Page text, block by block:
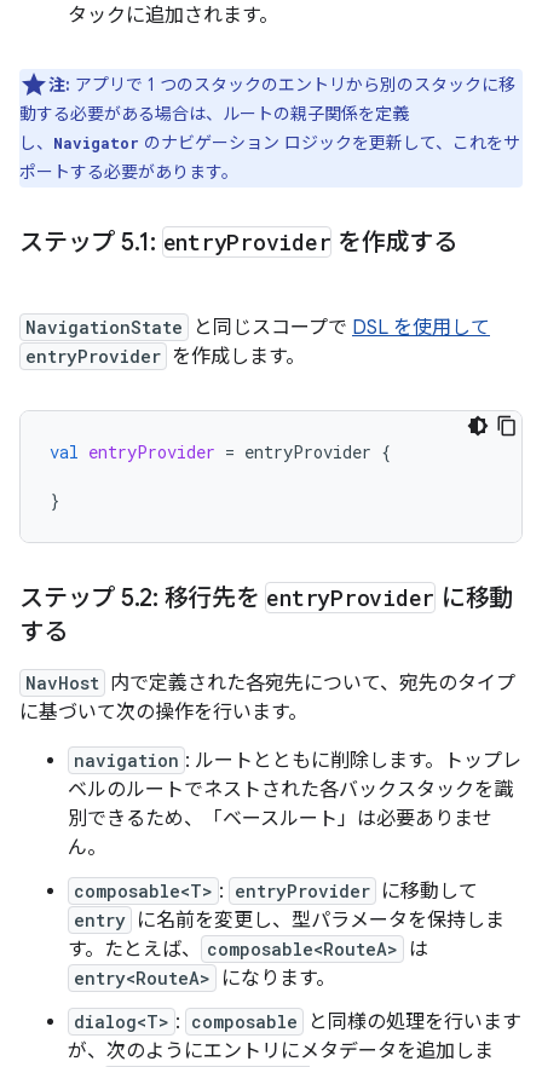
タックに追加されます。
注: アプリで 1 つのスタックのエントリから別のスタックに移
動する必要がある場合は、ルートの親子関係を定義
し、
Navigator のナビゲーション ロジックを更新して、これをサ
ポートする必要があります。
ステップ 5.1: entryProvider を作成する
NavigationState と同じスコープで DSL を使用して
entryProvider を作成します。
val entryProvider = entryProvider {
}
ステップ 5.2: 移行先を entryProvider に移動
する
NavHost 内で定義された各宛先について、宛先のタイプ
に基づいて次の操作を行います。
navigation : ルートとともに削除します。トップレ
ベルのルートでネストされた各バックスタックを識
別できるため、「ベースルート」は必要ありませ
ん。
composable<T> : entryProvider に移動して
entry に名前を変更し、型パラメータを保持しま
す。たとえば、
composable<RouteA> は
entry<RouteA> になります。
dialog<T> : composable
と同様の処理を行います
が、次のようにエントリにメタデータを追加しま